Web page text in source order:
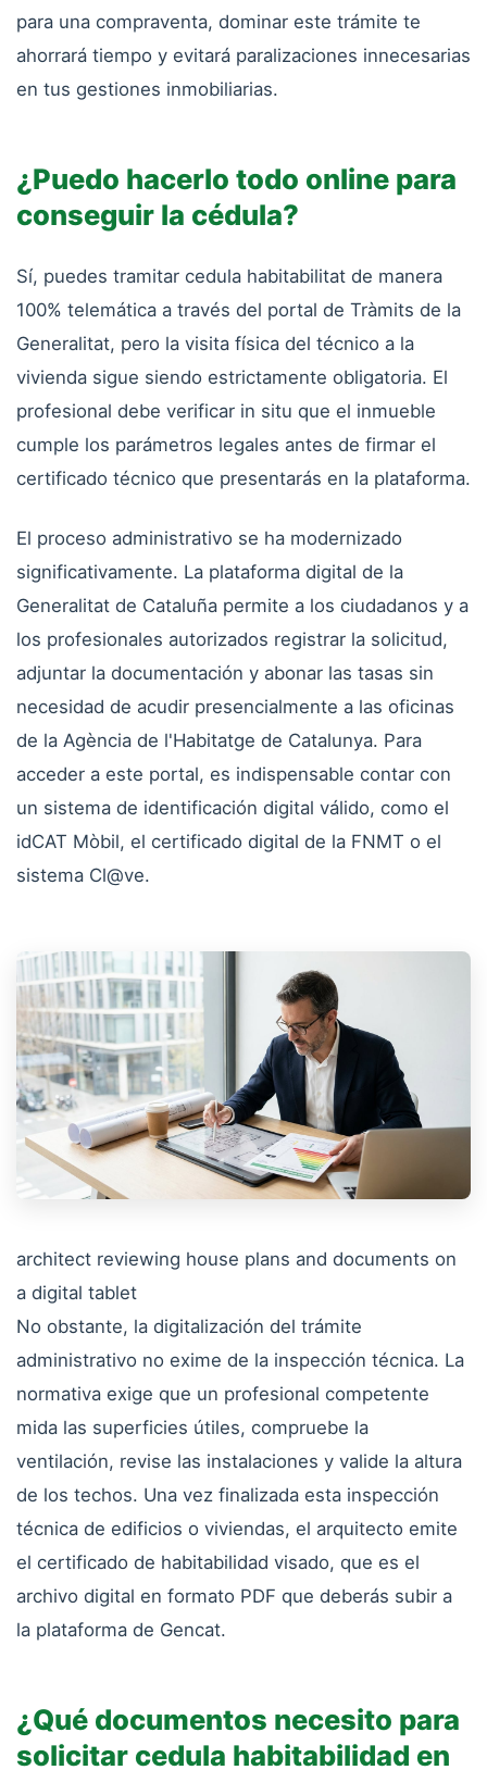
para una compraventa, dominar este trámite te
ahorrará tiempo y evitará paralizaciones innecesarias
en tus gestiones inmobiliarias.
¿Puedo hacerlo todo online para
conseguir la cédula?
Sí, puedes tramitar cedula habitabilitat de manera
100% telemática a través del portal de Tràmits de la
Generalitat, pero la visita física del técnico a la
vivienda sigue siendo estrictamente obligatoria. El
profesional debe verificar in situ que el inmueble
cumple los parámetros legales antes de firmar el
certificado técnico que presentarás en la plataforma.
El proceso administrativo se ha modernizado
significativamente. La plataforma digital de la
Generalitat de Cataluña permite a los ciudadanos y a
los profesionales autorizados registrar la solicitud,
adjuntar la documentación y abonar las tasas sin
necesidad de acudir presencialmente a las oficinas
de la Agència de l'Habitatge de Catalunya. Para
acceder a este portal, es indispensable contar con
un sistema de identificación digital válido, como el
idCAT Mòbil, el certificado digital de la FNMT o el
sistema Cl@ve.
architect reviewing house plans and documents on
a digital tablet
No obstante, la digitalización del trámite
administrativo no exime de la inspección técnica. La
normativa exige que un profesional competente
mida las superficies útiles, compruebe la
ventilación, revise las instalaciones y valide la altura
de los techos. Una vez finalizada esta inspección
técnica de edificios o viviendas, el arquitecto emite
el certificado de habitabilidad visado, que es el
archivo digital en formato PDF que deberás subir a
la plataforma de Gencat.
¿Qué documentos necesito para
solicitar cedula habitabilidad en